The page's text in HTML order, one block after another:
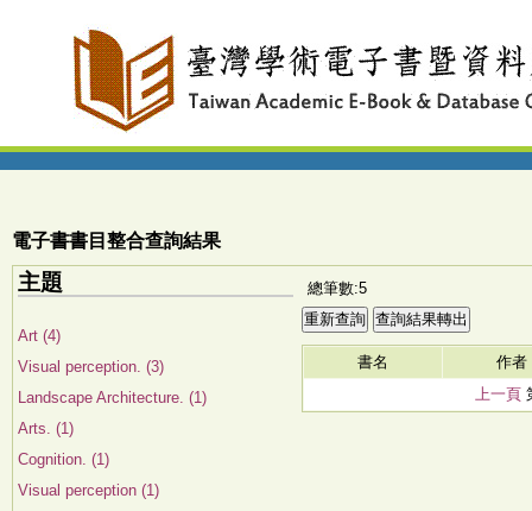
電子書書目整合查詢結果
主題
Art (4)
Visual perception. (3)
Landscape Architecture. (1)
Arts. (1)
Cognition. (1)
Visual perception (1)
總筆數:5
書名
作者
上一頁